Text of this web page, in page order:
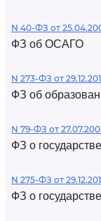
N 40-ФЗ от
ФЗ об ОСАГО
N 273-ФЗ от
ФЗ об
N 79-ФЗ от
ФЗ о
N 275-ФЗ от
ФЗ о